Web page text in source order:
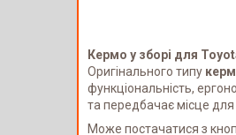
Кермо у зборі для
Оригінального типу
функціональність,
та передбачає місце
Може постачатися з